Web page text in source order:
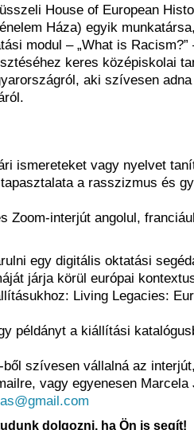
House of European
Háza) egyik
modul – „What is Racism?”
keres középiskolai
aki szívesen
ismereteket vagy nyelvet
a rasszizmus és
Zoom-interjút angolul,
egy digitális oktatási
járja körül európai
Living Legacies:
példányt a kiállítási
szívesen vállalná az
vagy egyenesen Marcela
dolgozni, ha Ön is segít!